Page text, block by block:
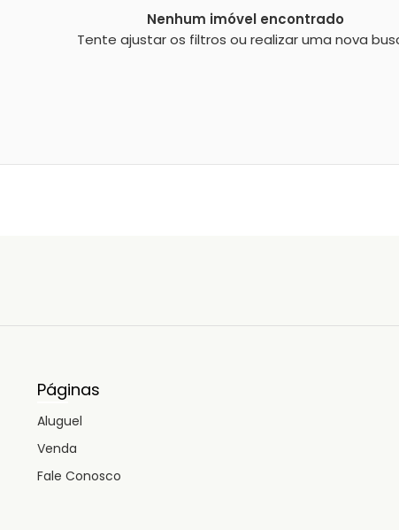
Nenhum imóvel encontrado
Tente ajustar os filtros ou realizar uma nova
Páginas
Aluguel
Venda
Fale Conosco